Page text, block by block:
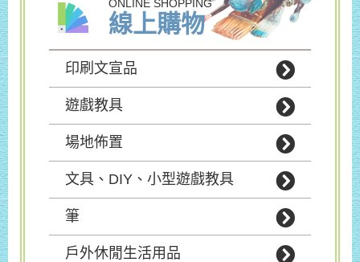
ONLINE SHOPPING
線上購物
印刷文宣品
遊戲教具
場地佈置
文具、DIY、小型遊戲教具
筆
戶外休閒生活用品